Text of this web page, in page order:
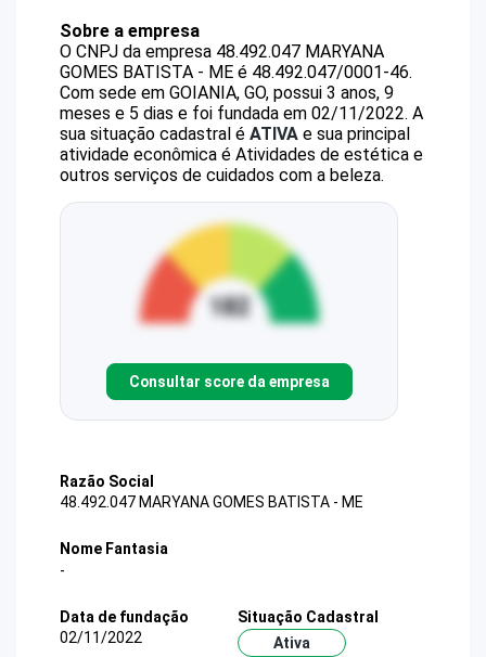
Sobre a empresa
O CNPJ da empresa 48.492.047 MARYANA
GOMES BATISTA - ME é 48.492.047/0001-46.
Com sede em GOIANIA, GO, possui 3 anos, 9
meses e 5 dias e foi fundada em 02/11/2022. A
sua situação cadastral é ATIVA e sua principal
atividade econômica é Atividades de estética e
outros serviços de cuidados com a beleza.
Consultar score da empresa
Razão Social
48.492.047 MARYANA GOMES BATISTA - ME
Nome Fantasia
-
Data de fundação
02/11/2022
Situação Cadastral
Ativa